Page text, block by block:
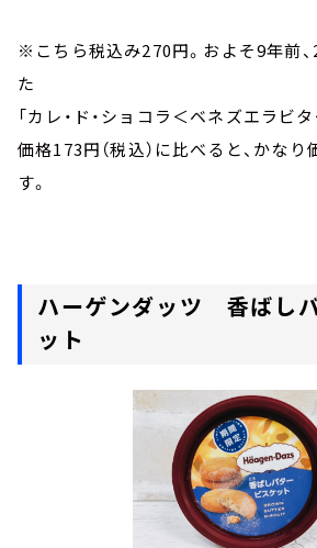
※こちら税込み270円。およそ9年前
た
「カレ・ド・ショコラ＜ベネズエラビ
価格173円（税込）に比べると、かな
す。
ハーゲンダッツ 香ばし
ット